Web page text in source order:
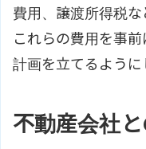
費用、譲渡所得税な
これらの費用を事
計画を立てるように
不動産会社